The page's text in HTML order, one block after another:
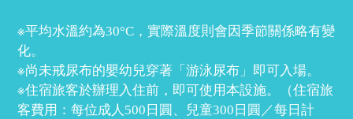
※平均水溫約為30°C，實際溫度則會因季節關係略有變
化。​
※尚未戒尿布的嬰幼兒穿著「游泳尿布」即可入場。​
※住宿旅客於辦理入住前，即可使用本設施。（住宿旅
客費用：每位成人500日圓、兒童300日圓／每日計